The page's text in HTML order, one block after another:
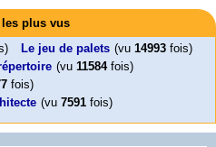
président de la République
deux fois à la prison à vie pour
couperet est tombé !
Pays de la Loire veut faire voter ce (…)
ou le dernier travail (…)
plus vus
Le jeu de palets (vu 14993 fois)
(vu 11584fois)
fois)
(vu 7591 fois)